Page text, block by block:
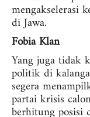
mengakselerasi
di Jawa.
Fobia Klan
Yang juga tidak
politik di
segera
partai krisis
berhitung posisi